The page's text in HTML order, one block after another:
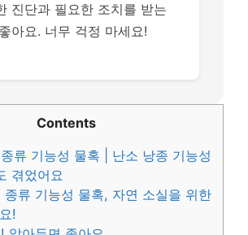
진단과 필요한 조치를 받는
아요. 너무 걱정 마세요!
Contents
류 기능성 물혹 | 난소 낭종 기능성
겪었어요
종류 기능성 물혹, 자연 소실을 위한
!